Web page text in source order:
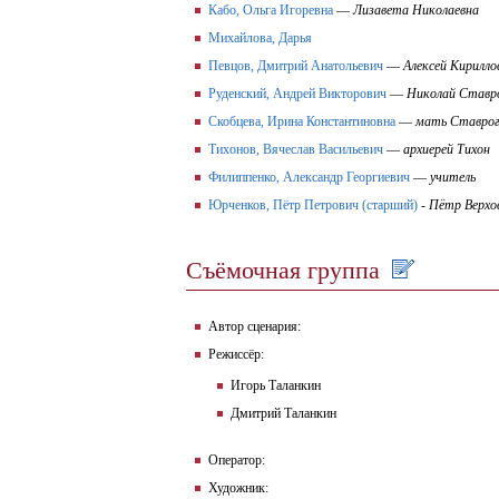
Кабо, Ольга Игоревна —Лизавета Николаевна
Михайлова, Дарья
Певцов, Дмитрий Анатольевич —Алексей
Руденский, Андрей Викторович — Николай
Скобцева, Ирина Константиновна —мать
Тихонов, Вячеслав Васильевич — архиерей Тихон
Филиппенко, Александр Георгиевич — учитель
Юрченков, Пётр Петрович (старший) - Пётр
Съёмочная группа
Автор сценария:
Режиссёр:
Игорь Таланкин
Дмитрий Таланкин
Оператор:
Художник: